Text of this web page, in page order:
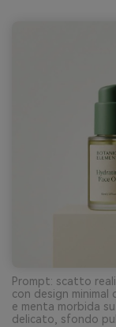
Prompt: scatto
con design
e menta morbida
delicato, sfondo